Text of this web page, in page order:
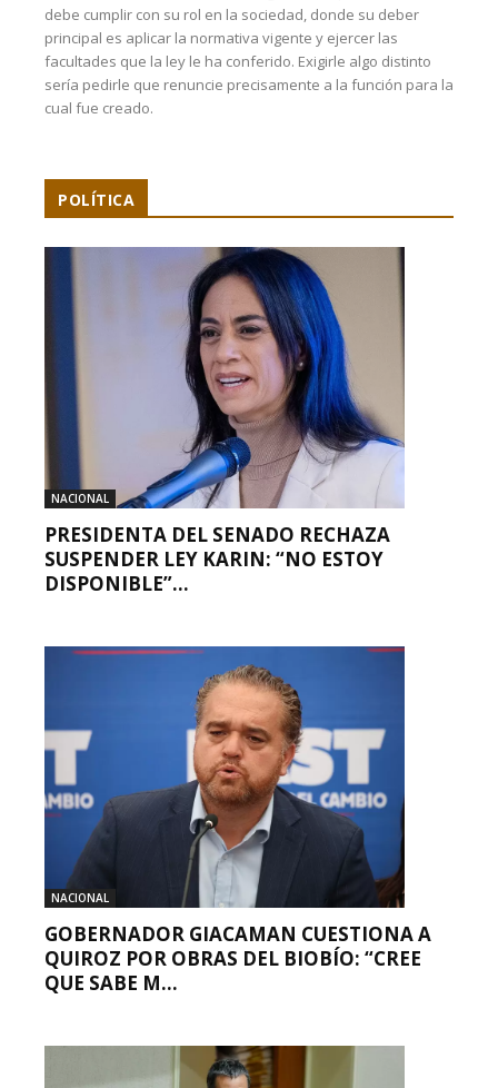
debe cumplir con su rol en la sociedad, donde su deber
principal es aplicar la normativa vigente y ejercer las
facultades que la ley le ha conferido. Exigirle algo distinto
sería pedirle que renuncie precisamente a la función para la
cual fue creado.
POLÍTICA
NACIONAL
PRESIDENTA DEL SENADO RECHAZA
SUSPENDER LEY KARIN: “NO ESTOY
DISPONIBLE”...
NACIONAL
GOBERNADOR GIACAMAN CUESTIONA A
QUIROZ POR OBRAS DEL BIOBÍO: “CREE
QUE SABE M...